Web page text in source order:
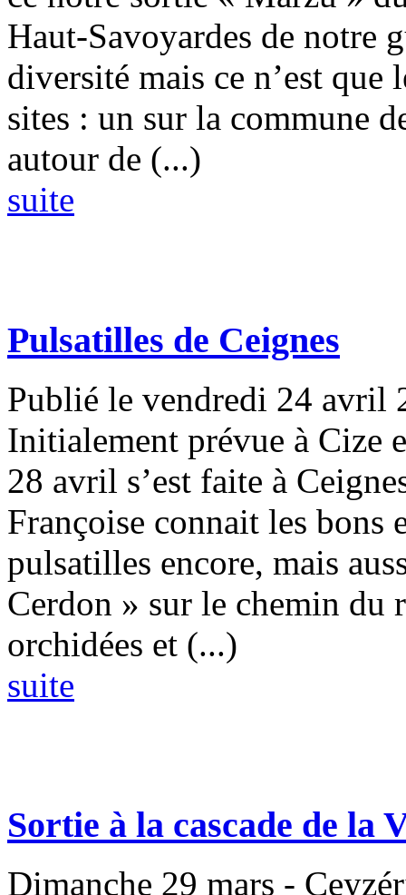
Haut-Savoyardes de notre
diversité mais ce n’est
sites : un sur la commune
autour de (...)
suite
Pulsatilles de Ceignes
Publié le vendredi 24 avril
Initialement prévue à Cize
28 avril s’est faite à
Françoise connait les
pulsatilles encore, mais
Cerdon » sur le chemin du
orchidées et (...)
suite
Sortie à la cascade de la
Dimanche 29 mars -